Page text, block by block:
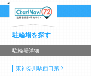
駐輪場を探す
駐輪場詳細
東神奈川駅西口第２